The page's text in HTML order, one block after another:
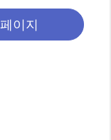
이지